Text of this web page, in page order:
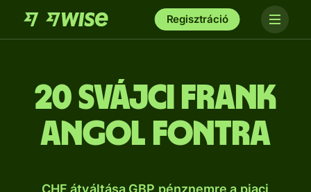
Regisztráció
20 svájci frank
angol fontra
CHF átváltása GBP pénznemre a piaci